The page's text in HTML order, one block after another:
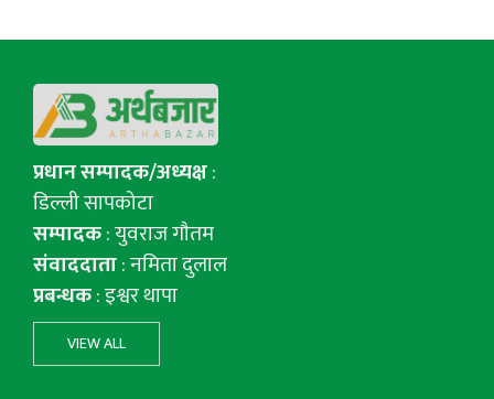
प्रधान सम्पादक/अध्यक्ष:
डिल्ली सापकोटा
सम्पादक: युवराज गाैतम
संवाददाता: नमिता दुलाल
प्रबन्धक: इश्वर थापा
VIEW ALL